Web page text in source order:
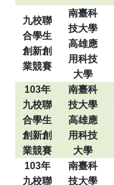
九校聯
合學生
創新創
業競賽
南臺科
技大學
高雄應
用科技
大學
103年
九校聯
合學生
創新創
業競賽
南臺科
技大學
高雄應
用科技
大學
103年
九校聯
南臺科
技大學